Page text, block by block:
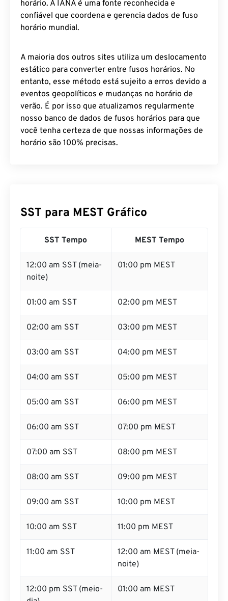
horário. A IANA é uma fonte reconhecida e
confiável que coordena e gerencia dados de fuso
horário mundial.
A maioria dos outros sites utiliza um deslocamento
estático para converter entre fusos horários. No
entanto, esse método está sujeito a erros devido a
eventos geopolíticos e mudanças no horário de
verão. É por isso que atualizamos regularmente
nosso banco de dados de fusos horários para que
você tenha certeza de que nossas informações de
horário são 100% precisas.
SST para MEST Gráfico
SST Tempo MEST Tempo
12:00 am SST (meia-
noite)
01:00 pm MEST
01:00 am SST 02:00 pm MEST
02:00 am SST 03:00 pm MEST
03:00 am SST 04:00 pm MEST
04:00 am SST 05:00 pm MEST
05:00 am SST 06:00 pm MEST
06:00 am SST 07:00 pm MEST
07:00 am SST 08:00 pm MEST
08:00 am SST 09:00 pm MEST
09:00 am SST 10:00 pm MEST
10:00 am SST 11:00 pm MEST
11:00 am SST
12:00 am MEST (meia-
noite)
12:00 pm SST (meio-
01:00 am MEST